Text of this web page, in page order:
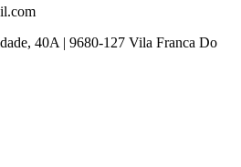
40A | 9680-127 Vila Franca Do